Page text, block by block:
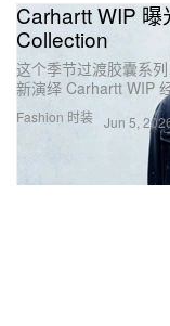
Fashion 时装
Carhartt WIP
Collection
这个季节过渡胶囊系
新演绎 Carhartt WIP
Jun 5,